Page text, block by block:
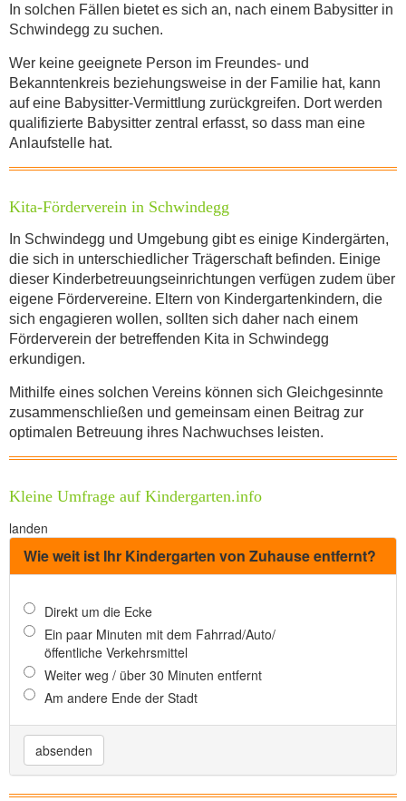
In solchen Fällen bietet es sich an, nach einem Babysitter in
Schwindegg zu suchen.
Wer keine geeignete Person im Freundes- und
Bekanntenkreis beziehungsweise in der Familie hat, kann
auf eine Babysitter-Vermittlung zurückgreifen. Dort werden
qualifizierte Babysitter zentral erfasst, so dass man eine
Anlaufstelle hat.
Kita-Förderverein in Schwindegg
In Schwindegg und Umgebung gibt es einige Kindergärten,
die sich in unterschiedlicher Trägerschaft befinden. Einige
dieser Kinderbetreuungseinrichtungen verfügen zudem über
eigene Fördervereine. Eltern von Kindergartenkindern, die
sich engagieren wollen, sollten sich daher nach einem
Förderverein der betreffenden Kita in Schwindegg
erkundigen.
Mithilfe eines solchen Vereins können sich Gleichgesinnte
zusammenschließen und gemeinsam einen Beitrag zur
optimalen Betreuung ihres Nachwuchses leisten.
Kleine Umfrage auf Kindergarten.info
landen
Wie weit ist Ihr Kindergarten von Zuhause entfernt?
Direkt um die Ecke
Ein paar Minuten mit dem Fahrrad/Auto/
öffentliche Verkehrsmittel
Weiter weg / über 30 Minuten entfernt
Am andere Ende der Stadt
absenden